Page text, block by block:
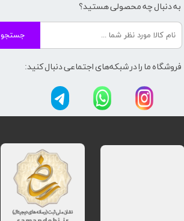
به دنبال چه محصولی هستید؟
جستجو
فروشگاه ما را در شبکه‌های اجتماعی دنبال کنید: